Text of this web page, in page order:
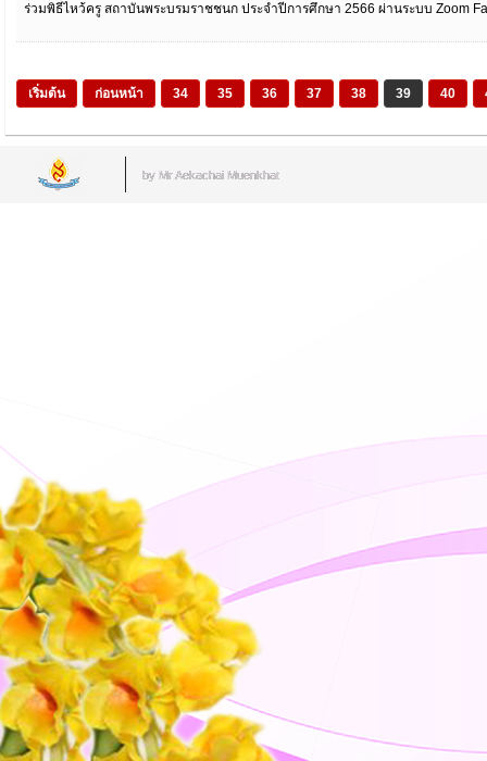
ร่วมพิธีไหว้ครู สถาบันพระบรมราชชนก ประจำปีการศึกษา 2566 ผ่านระบบ Zoom
เริ่มต้น ก่อนหน้า 34 35 36 37 38 39 40
by Mr.Aekachai Muenkhat